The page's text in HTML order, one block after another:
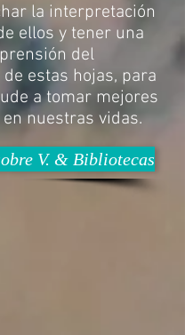
la interpretación
ellos y tener una
del
estas hojas, para
a tomar mejores
nuestras vidas.
V. & Bibliotecas